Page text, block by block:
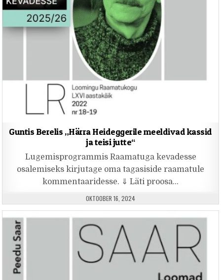
Guntis Berelis „Härra Heideggerile meeldivad kassid
ja teisi jutte“
Lugemisprogrammis Raamatuga kevadesse
osalemiseks kirjutage oma tagasiside raamatule
kommentaaridesse. ⇓ Läti proosa…
PUBLISHED DATE:
OKTOOBER 16, 2024